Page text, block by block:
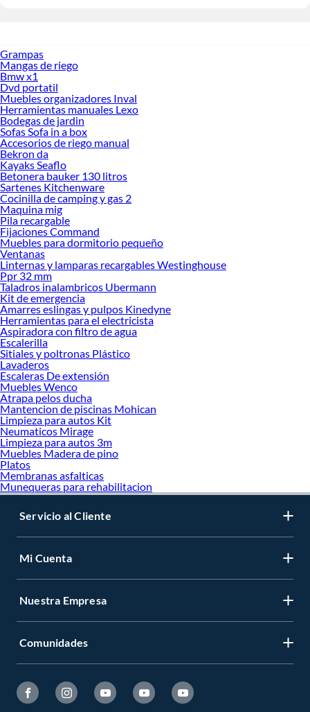
Grampas
Mangas de riego
Bmw x1
Dvd portatil
Muebles organizadores Inval
Herramientas manuales Lexo
Bodegas de jardin
Sofas Sofa in a box
Accesorios de riego manual
Bekron da
Kayaks Seaflo
Betonera bauker 130 litros
Sartenes Kitchenware
Cocinilla de camping y gas 2
Maquina mig
Pila recargable
Fijaciones Command
Muebles para dormitorio pequeño
Ventanas
Linternas y lamparas recargables Westinghouse
Ppr 32 mm
Taladros inalambricos Ubermann
Kit de emergencia
Amarres eslingas y pulpos Kinedyne
Herramientas para el electricista
Aspiradora con filtro de agua
Escalerilla
Sitiales y poltronas Plástico
Lavaderos
Escaleras De extensión
Muebles Wenco
Atrapa pelos ducha
Mantencion de piscinas Mohican
Limpieza para autos Kit
Neumaticos Mirage
Limpieza para autos 3m
Muebles Madera de pino
Platos
Membranas asfalticas
Munequeras para rehabilitacion
Servicio al Cliente
Mi Cuenta
Nuestra Empresa
Comunidades